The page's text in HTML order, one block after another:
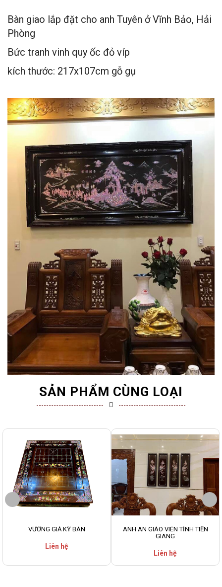
Bàn giao lắp đặt cho anh Tuyên ở Vĩnh Bảo, Hải
Phòng
Bức tranh vinh quy ốc đỏ víp
kích thước: 217x107cm gỗ gụ
SẢN PHẨM CÙNG LOẠI
VƯƠNG GIẢ KỲ BÀN
Liên hệ
ANH AN GIÁO VIÊN TỈNH TIỀN
GIANG
Liên hệ